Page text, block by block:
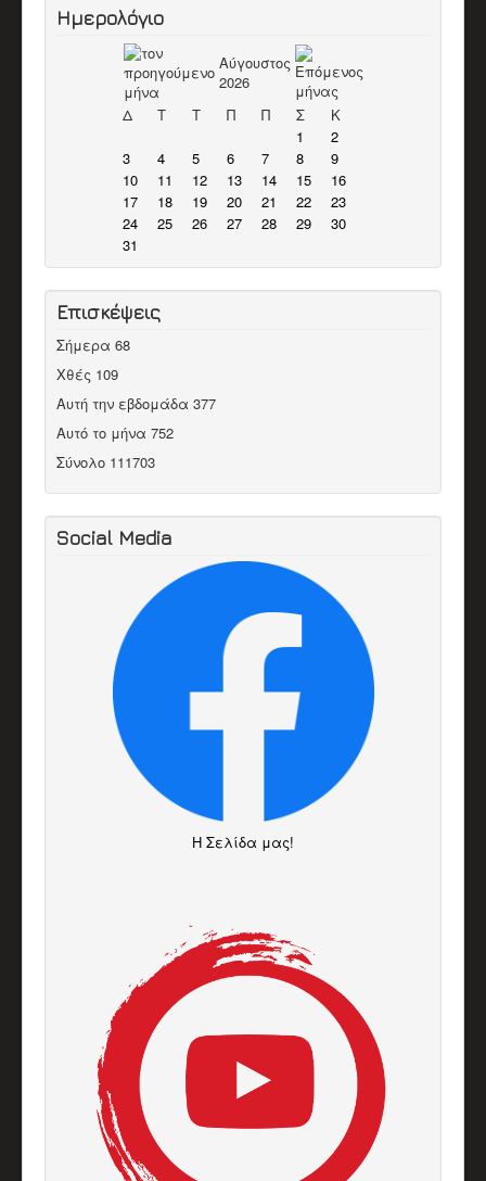
Ερευνητικό υλικό
Άρθρα
ΕΚΠΑΙΔΕΥΤΙΚΌ ΈΡΓΟ
Δράσεις
Υλικό
ΥΠΟΣΤΗΡΙΚΤΈΣ ΣΥΛΛΌΓΟΥ
Ημερολόγιο
Αύγουστος
2026
Δ
Τ Τ Π Π Σ
Κ
1
2
3
4 5 6 7 8
9
10
11 12 13 14 15
16
17
18 19 20 21 22
23
24
25 26 27 28 29
30
31
Επισκέψεις
Σήμερα 68
Χθές 109
Αυτή την εβδομάδα 377
Αυτό το μήνα 752
Σύνολο 111703
Social Media
H Σελίδα μας!